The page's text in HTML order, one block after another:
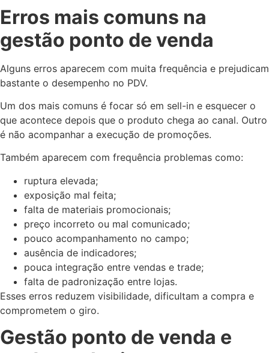
Erros mais comuns na
gestão ponto de venda
Alguns erros aparecem com muita frequência e prejudicam
bastante o desempenho no PDV.
Um dos mais comuns é focar só em sell-in e esquecer o
que acontece depois que o produto chega ao canal. Outro
é não acompanhar a execução de promoções.
Também aparecem com frequência problemas como:
ruptura elevada;
exposição mal feita;
falta de materiais promocionais;
preço incorreto ou mal comunicado;
pouco acompanhamento no campo;
ausência de indicadores;
pouca integração entre vendas e trade;
falta de padronização entre lojas.
Esses erros reduzem visibilidade, dificultam a compra e
comprometem o giro.
Gestão ponto de venda e